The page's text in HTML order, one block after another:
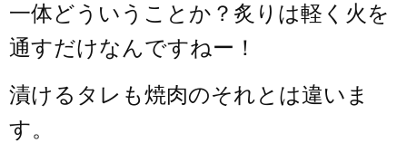
一体どういうことか？炙りは軽く火を
通すだけなんですねー！
漬けるタレも焼肉のそれとは違いま
す。